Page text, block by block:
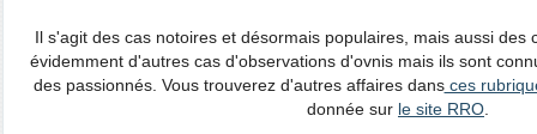
Il s'agit des cas notoires et désormais populaires, mais aussi des
évidemment d'autres cas d'observations d'ovnis mais ils sont
des passionnés. Vous trouverez d'autres affaires dansces
donnée sur le site RRO